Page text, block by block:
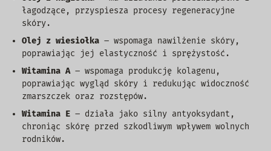
łagodzące, przyspiesza procesy regeneracyjne
skóry.
Olej z wiesiołka – wspomaga nawilżenie skóry,
poprawiając jej elastyczność i sprężystość.
Witamina A– wspomaga produkcję kolagenu,
poprawiając wygląd skóry i redukując widoczność
zmarszczek oraz rozstępów.
Witamina E – działa jako silny antyoksydant,
chroniąc skórę przed szkodliwym wpływem wolnych
rodników.